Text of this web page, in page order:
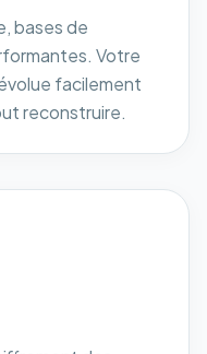
bases de
Votre
facilement
reconstruire.